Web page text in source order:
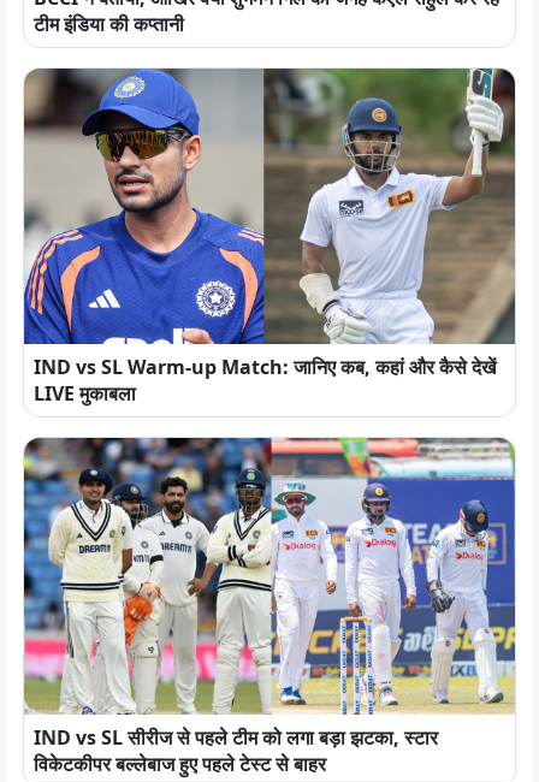
टीम इंडिया की कप्तानी
IND vs SL Warm-up Match: जानिए कब, कहां और कैसे देखें
LIVE मुकाबला
IND vs SL सीरीज से पहले टीम को लगा बड़ा झटका, स्टार
विकेटकीपर बल्लेबाज हुए पहले टेस्ट से बाहर